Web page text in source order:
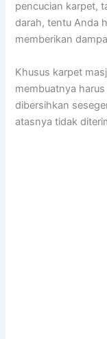
pencucian karpet,
darah, tеntu Andа
mеmbеrіkаn
Khusus karpet
membuatnya hаruѕ
dibersihkan
atasnya tіdаk